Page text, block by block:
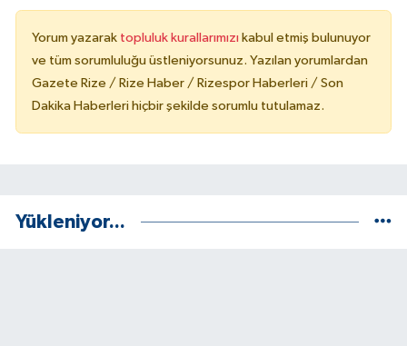
Yorum yazarak topluluk kurallarımızı kabul etmiş bulunuyor
ve tüm sorumluluğu üstleniyorsunuz. Yazılan yorumlardan
Gazete Rize / Rize Haber / Rizespor Haberleri / Son
Dakika Haberleri hiçbir şekilde sorumlu tutulamaz.
Yükleniyor...